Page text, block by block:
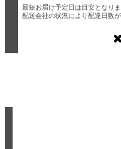
最短お届け予定日は目安となりま
配送会社の状況により配達日数